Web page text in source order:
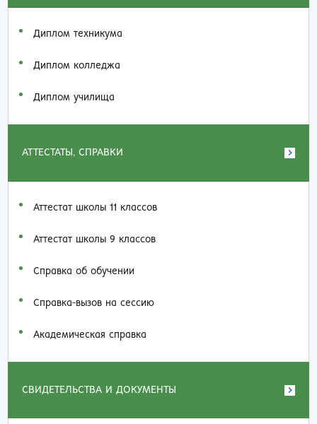
Диплом техникума
Диплом колледжа
Диплом училища
АТТЕСТАТЫ, СПРАВКИ
Аттестат школы 11 классов
Аттестат школы 9 классов
Справка об обучении
Справка-вызов на сессию
Академическая справка
СВИДЕТЕЛЬСТВА И ДОКУМЕНТЫ